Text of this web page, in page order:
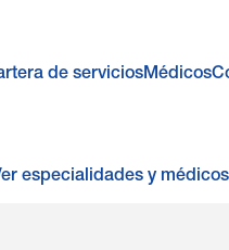
de serviciosMédicos
especialidades y médicos